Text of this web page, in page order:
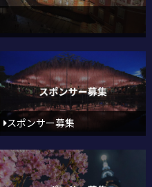
スポンサー募集